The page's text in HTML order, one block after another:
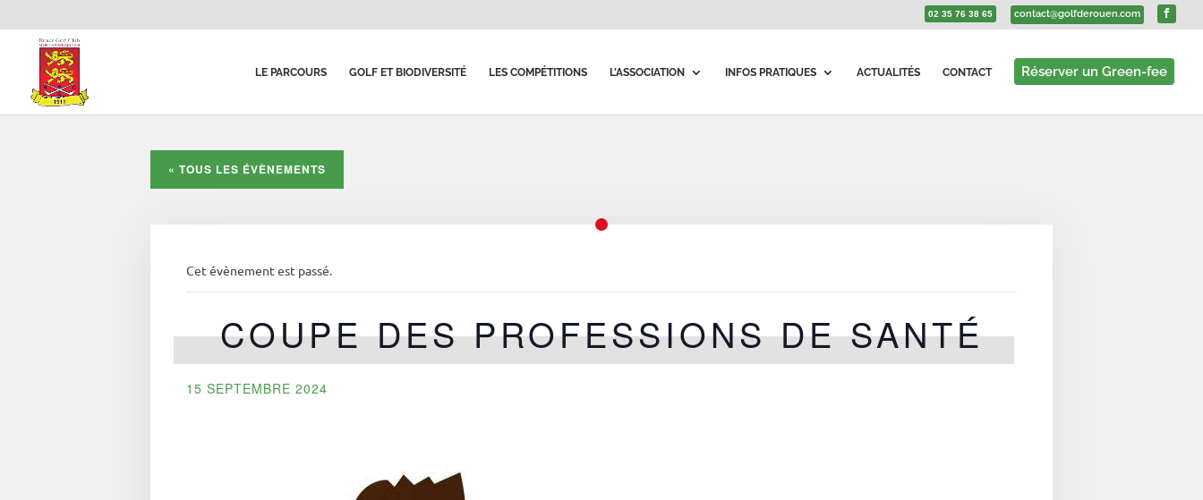
02 35 76 38 65 contact@golfderouen.com
LE PARCOURS GOLF ET BIODIVERSITÉ LES COMPÉTITIONS L’ASSOCIATION INFOS PRATIQUES ACTUALITÉS CONTACT Réserver un Green-fee
« TOUS LES ÉVÈNEMENTS
Cet évènement est passé.
COUPE DES PROFESSIONS DE SANTÉ
15 SEPTEMBRE 2024